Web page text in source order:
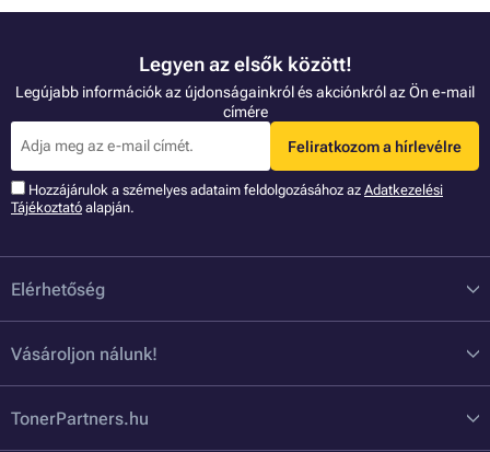
Legyen az elsők között!
Legújabb információk az újdonságainkról és akciónkról az Ön e-mail
címére
Feliratkozom a hírlevélre
Hozzájárulok a szémelyes adataim feldolgozásához az Adatkezelési
Tájékoztató alapján.
Elérhetőség
Vásároljon nálunk!
TonerPartners.hu